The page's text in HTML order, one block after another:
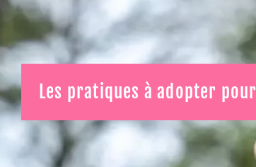
Les pratiques à adopter